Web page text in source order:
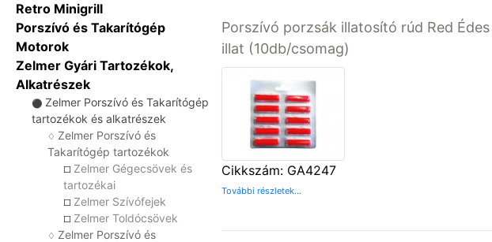
Retro Minigrill
Porszívó és Takarítógép
Motorok
Zelmer Gyári Tartozékok,
Alkatrészek
⚫ Zelmer Porszívó és Takarítógép
tartozékok és alkatrészek
♢ Zelmer Porszívó és
Takarítógép tartozékok
☐ Zelmer Gégecsövek és
tartozékai
☐ Zelmer Szívófejek
☐ Zelmer Toldócsövek
♢ Zelmer Porszívó és
Porszívó porzsák illatosító rúd Red Édes
illat (10db/csomag)
Cikkszám: GA4247
További részletek...